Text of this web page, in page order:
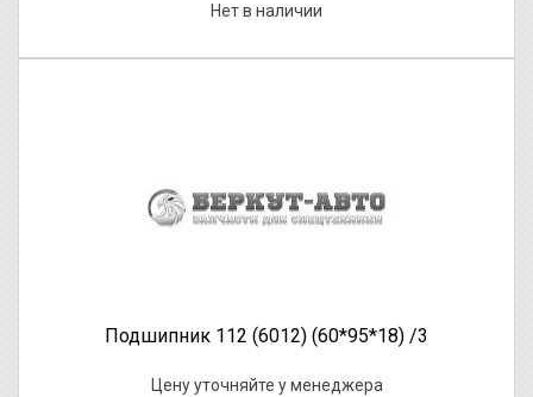
Нет в наличии
Подшипник 112 (6012) (60*95*18) /3
Цену уточняйте у менеджера